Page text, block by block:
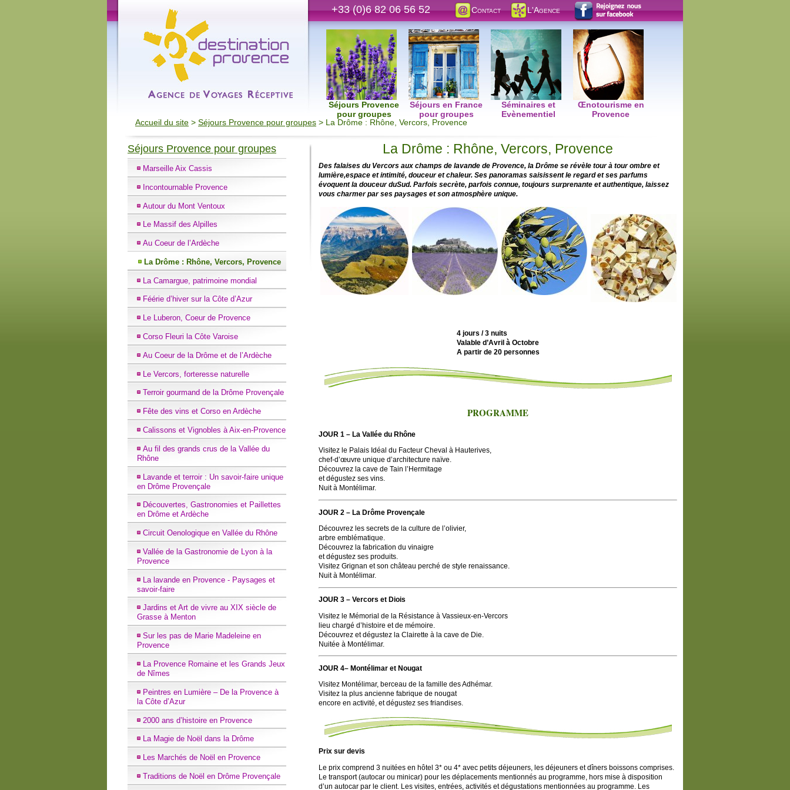
+33 (0)6 82 06 56 52 Contact L'Agence
Séjours Provence
pour groupes
Séjours en France
pour groupes
Séminaires et
Evènementiel
Œnotourisme en
Provence
Accueil du site > Séjours Provence pour groupes > La Drôme : Rhône, Vercors, Provence
Séjours Provence pour groupes
Marseille Aix Cassis
Incontournable Provence
Autour du Mont Ventoux
Le Massif des Alpilles
Au Coeur de l’Ardèche
La Drôme : Rhône, Vercors, Provence
La Camargue, patrimoine mondial
Féérie d’hiver sur la Côte d’Azur
Le Luberon, Coeur de Provence
Corso Fleuri la Côte Varoise
Au Coeur de la Drôme et de l’Ardèche
Le Vercors, forteresse naturelle
Terroir gourmand de la Drôme Provençale
Fête des vins et Corso en Ardèche
Calissons et Vignobles à Aix-en-Provence
Au fil des grands crus de la Vallée du
Rhône
Lavande et terroir : Un savoir-faire unique
en Drôme Provençale
Découvertes, Gastronomies et Paillettes
en Drôme et Ardèche
Circuit Oenologique en Vallée du Rhône
Vallée de la Gastronomie de Lyon à la
Provence
La lavande en Provence - Paysages et
savoir-faire
Jardins et Art de vivre au XIX siècle de
Grasse à Menton
Sur les pas de Marie Madeleine en
Provence
La Provence Romaine et les Grands Jeux
de Nîmes
Peintres en Lumière – De la Provence à
la Côte d’Azur
2000 ans d’histoire en Provence
La Magie de Noël dans la Drôme
Les Marchés de Noël en Provence
Traditions de Noël en Drôme Provençale
La Drôme : Rhône, Vercors, Provence
Des falaises du Vercors aux champs de lavande de Provence, la Drôme se révèle tour à tour ombre et
lumière,espace et intimité, douceur et chaleur. Ses panoramas saisissent le regard et ses parfums
évoquent la douceur duSud. Parfois secrète, parfois connue, toujours surprenante et authentique, laissez
vous charmer par ses paysages et son atmosphère unique.
4 jours / 3 nuits
Valable d’Avril à Octobre
A partir de 20 personnes
PROGRAMME
JOUR 1 – La Vallée du Rhône
Visitez le Palais Idéal du Facteur Cheval à Hauterives,
chef-d’œuvre unique d’architecture naïve.
Découvrez la cave de Tain l’Hermitage
et dégustez ses vins.
Nuit à Montélimar.
JOUR 2 – La Drôme Provençale
Découvrez les secrets de la culture de l’olivier,
arbre emblématique.
Découvrez la fabrication du vinaigre
et dégustez ses produits.
Visitez Grignan et son château perché de style renaissance.
Nuit à Montélimar.
JOUR 3 – Vercors et Diois
Visitez le Mémorial de la Résistance à Vassieux-en-Vercors
lieu chargé d’histoire et de mémoire.
Découvrez et dégustez la Clairette à la cave de Die.
Nuitée à Montélimar.
JOUR 4– Montélimar et Nougat
Visitez Montélimar, berceau de la famille des Adhémar.
Visitez la plus ancienne fabrique de nougat
encore en activité, et dégustez ses friandises.
Prix sur devis
Le prix comprend 3 nuitées en hôtel 3* ou 4* avec petits déjeuners, les déjeuners et dîners boissons comprises.
Le transport (autocar ou minicar) pour les déplacements mentionnés au programme, hors mise à disposition
d’un autocar par le client. Les visites, entrées, activités et dégustations mentionnées au programme. Les